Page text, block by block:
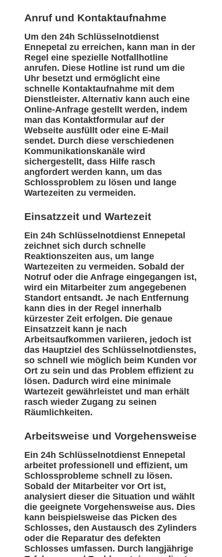
Anruf und Kontaktaufnahme
Um den 24h Schlüsselnotdienst
Ennepetal zu erreichen, kann man in der
Regel eine spezielle Notfallhotline
anrufen. Diese Hotline ist rund um die
Uhr besetzt und ermöglicht eine
schnelle Kontaktaufnahme mit dem
Dienstleister. Alternativ kann auch eine
Online-Anfrage gestellt werden, indem
man das Kontaktformular auf der
Webseite ausfüllt oder eine E-Mail
sendet. Durch diese verschiedenen
Kommunikationskanäle wird
sichergestellt, dass Hilfe rasch
angfordert werden kann, um das
Schlossproblem zu lösen und lange
Wartezeiten zu vermeiden.
Einsatzzeit und Wartezeit
Ein 24h Schlüsselnotdienst Ennepetal
zeichnet sich durch schnelle
Reaktionszeiten aus, um lange
Wartezeiten zu vermeiden. Sobald der
Notruf oder die Anfrage eingegangen ist,
wird ein Mitarbeiter zum angegebenen
Standort entsandt. Je nach Entfernung
kann dies in der Regel innerhalb
kürzester Zeit erfolgen. Die genaue
Einsatzzeit kann je nach
Arbeitsaufkommen variieren, jedoch ist
das Hauptziel des Schlüsselnotdienstes,
so schnell wie möglich beim Kunden vor
Ort zu sein und das Problem effizient zu
lösen. Dadurch wird eine minimale
Wartezeit gewährleistet und man erhält
rasch wieder Zugang zu seinen
Räumlichkeiten.
Arbeitsweise und Vorgehensweise
Ein 24h Schlüsselnotdienst Ennepetal
arbeitet professionell und effizient, um
Schlossprobleme schnell zu lösen.
Sobald der Mitarbeiter vor Ort ist,
analysiert dieser die Situation und wählt
die geeignete Vorgehensweise aus. Dies
kann beispielsweise das Picken des
Schlosses, den Austausch des Zylinders
oder die Reparatur des defekten
Schlosses umfassen. Durch langjährige